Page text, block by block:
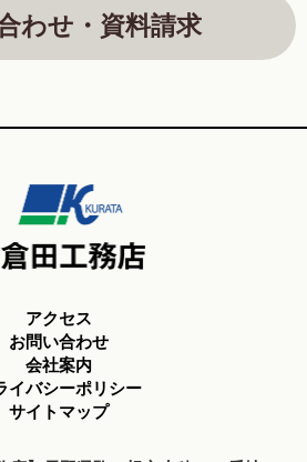
わせ・資料請求
アクセス
お問い合わせ
会社案内
イバシーポリシー
サイトマップ